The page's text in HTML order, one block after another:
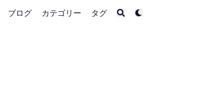
ブログ カテゴリー タグ